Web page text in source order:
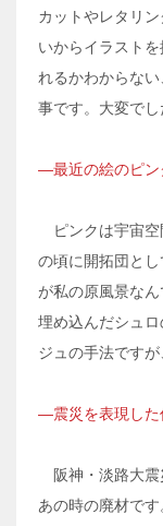
カットやレタリ
いからイラスト
れるかわからな
事です。大変でし
―最近の絵のピン
ピンクは宇宙空
の頃に開拓団と
が私の原風景な
埋め込んだシュ
ジュの手法です
―震災を表現した
阪神・淡路大震
あの時の廃材で